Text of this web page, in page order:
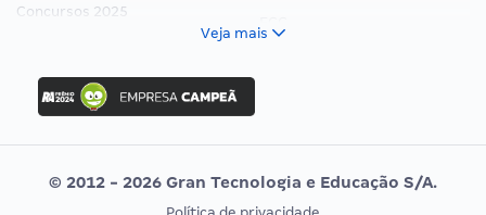
Concursos 2025
Concurso Ibama
Concurso MPU
Editais publicados
Vunesp
Veja mais
© 2012 - 2026 Gran Tecnologia e Educação S/A.